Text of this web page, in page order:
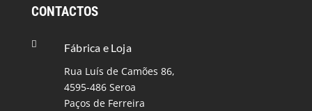
CONTACTOS

Fábrica e Loja
Rua Luís de Camões 86,
4595-486 Seroa
Paços de Ferreira